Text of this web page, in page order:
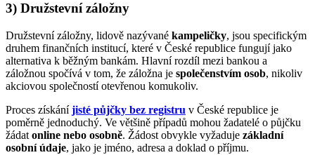
3) Družstevní záložny
Družstevní záložny, lidově nazývané kampeličky, jsou specifickým
druhem finančních institucí, které v České republice fungují jako
alternativa k běžným bankám. Hlavní rozdíl mezi bankou a
záložnou spočívá v tom, že záložna je společenstvím osob, nikoliv
akciovou společností otevřenou komukoliv.
Proces získáníjisté půjčky bez registru v České republice je
poměrně jednoduchý. Ve většině případů mohou žadatelé o půjčku
žádat online nebo osobně. Žádost obvykle vyžaduje základní
osobní údaje, jako je jméno, adresa a doklad o příjmu.